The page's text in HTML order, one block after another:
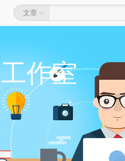
文章
作室